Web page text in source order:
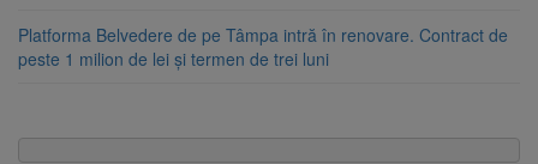
Platforma Belvedere de pe Tâmpa intră în renovare. Contract de
peste 1 milion de lei și termen de trei luni